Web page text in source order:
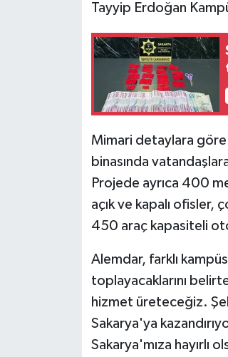
Tayyip Erdoğan
Mimari detaylara
binasında
Projede ayrıca 400
açık ve kapalı ofisler,
450 araç kapasiteli
Alemdar, farklı
toplayacaklarını
hizmet üreteceğiz.
Sakarya'ya
Sakarya'mıza hayırlı